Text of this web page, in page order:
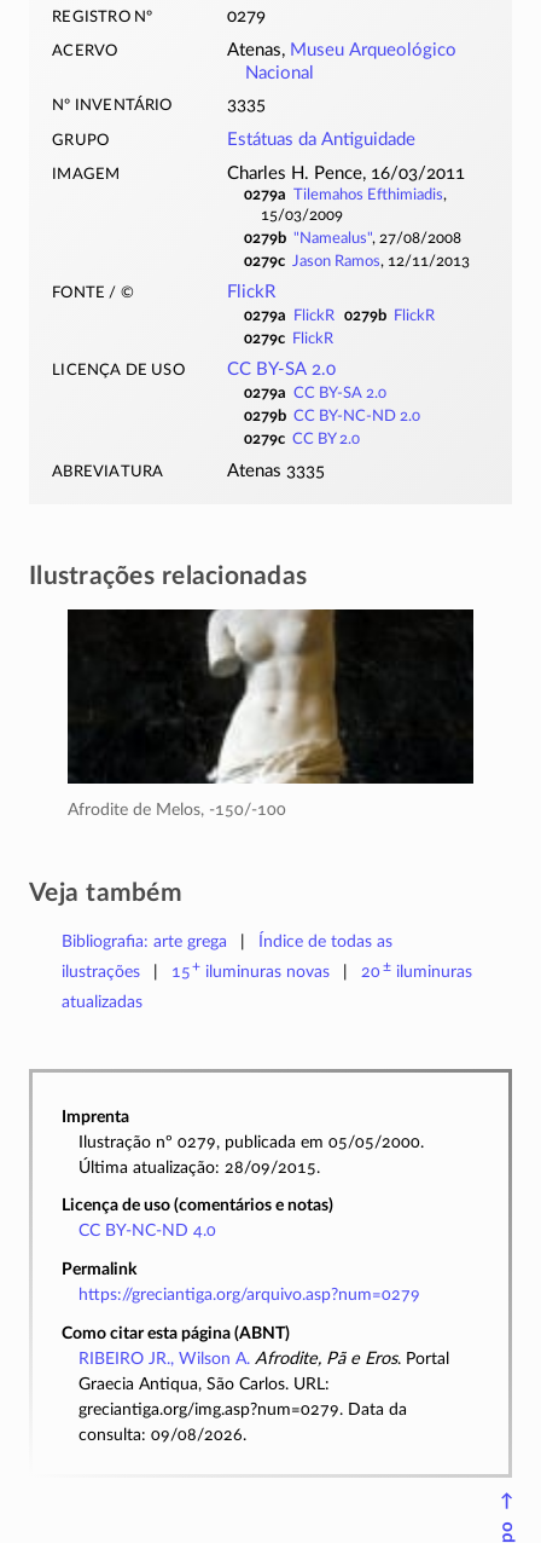
registro nº 0279
acervo Atenas, Museu Arqueológico
Nacional
nº inventário 3335
grupo Estátuas da Antiguidade
imagem Charles H. Pence, 16/03/2011
0279a Tilemahos Efthimiadis,
15/03/2009
0279b
Namealus , 27/08/2008
0279c Jason Ramos, 12/11/2013
fonte / © FlickR
0279a FlickR 0279b FlickR
0279c FlickR
licença de uso CC BY-SA 2.0
0279a CC BY-SA 2.0
0279b CC BY-NC-ND 2.0
0279c CC BY 2.0
abreviatura Atenas 3335
Ilustrações relacionadas
Afrodite de Melos, -150/-100
Veja também
Bibliografia: arte grega
Índice de todas as
ilustrações
15+ iluminuras novas 20±iluminuras
atualizadas
Imprenta
Ilustração nº 0279, publicada em 05/05/2000.
Última atualização: 28/09/2015.
Licença de uso (comentários e notas)
CC BY-NC-ND 4.0
Permalink
https://greciantiga.org/arquivo.asp?num=0279
Como citar esta página (ABNT)
RIBEIRO JR., Wilson A. Afrodite, Pã e Eros. Portal
Graecia Antiqua, São Carlos. URL:
greciantiga.org/img.asp?num=0279. Data da
consulta: 09/08/2026.
↑